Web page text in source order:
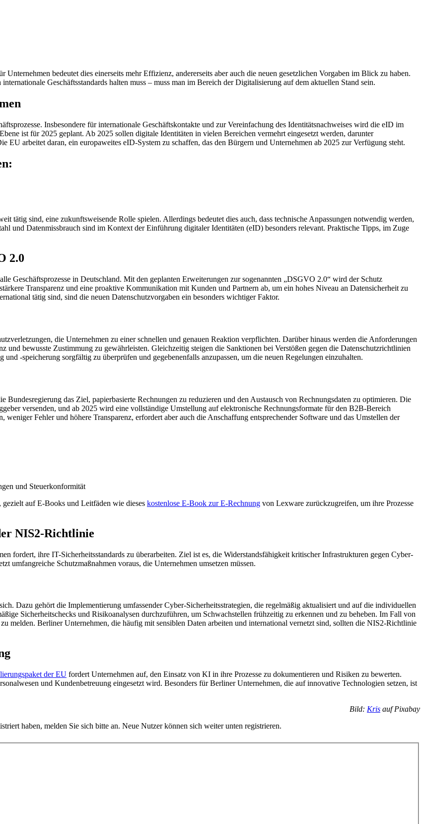
bedeutet dies einerseits mehr Effizienz, andererseits aber auch die neuen gesetzlichen Vorgaben im Blick zu haben.
Geschäftsstandards halten muss – muss man im Bereich der Digitalisierung auf dem aktuellen Stand sein.
Insbesondere für internationale Geschäftskontakte und zur Vereinfachung des Identitätsnachweises wird die eID im
ist für 2025 geplant. Ab 2025 sollen digitale Identitäten in vielen Bereichen vermehrt eingesetzt werden, darunter
arbeitet daran, ein europaweites eID-System zu schaffen, das den Bürgern und Unternehmen ab 2025 zur Verfügung steht.
tätig sind, eine zukunftsweisende Rolle spielen. Allerdings bedeutet dies auch, dass technische Anpassungen notwendig werden,
und Datenmissbrauch sind im Kontext der Einführung digitaler Identitäten (eID) besonders relevant. Praktische Tipps, im Zuge
2.0
Geschäftsprozesse in Deutschland. Mit den geplanten Erweiterungen zur sogenannten „DSGVO 2.0“ wird der Schutz
Transparenz und eine proaktive Kommunikation mit Kunden und Partnern ab, um ein hohes Niveau an Datensicherheit zu
tätig sind, sind die neuen Datenschutzvorgaben ein besonders wichtiger Faktor.
die Unternehmen zu einer schnellen und genauen Reaktion verpflichten. Darüber hinaus werden die Anforderungen
bewusste Zustimmung zu gewährleisten. Gleichzeitig steigen die Sanktionen bei Verstößen gegen die Datenschutzrichtlinien
-speicherung sorgfältig zu überprüfen und gegebenenfalls anzupassen, um die neuen Regelungen einzuhalten.
das Ziel, papierbasierte Rechnungen zu reduzieren und den Austausch von Rechnungsdaten zu optimieren. Die
versenden, und ab 2025 wird eine vollständige Umstellung auf elektronische Rechnungsformate für den B2B-Bereich
Fehler und höhere Transparenz, erfordert aber auch die Anschaffung entsprechender Software und das Umstellen der
und Steuerkonformität
auf E-Books und Leitfäden wie dieses kostenlose E-Book zur E-Rechnung von Lexware zurückzugreifen, um ihre Prozesse
NIS2-Richtlinie
fordert, ihre IT-Sicherheitsstandards zu überarbeiten. Ziel ist es, die Widerstandsfähigkeit kritischer Infrastrukturen gegen Cyber-
Schutzmaßnahmen voraus, die Unternehmen umsetzen müssen.
Dazu gehört die Implementierung umfassender Cyber-Sicherheitsstrategien, die regelmäßig aktualisiert und auf die individuellen
Sicherheitschecks und Risikoanalysen durchzuführen, um Schwachstellen frühzeitig zu erkennen und zu beheben. Im Fall von
melden. Berliner Unternehmen, die häufig mit sensiblen Daten arbeiten und international vernetzt sind, sollten die NIS2-Richtlinie
der EU fordert Unternehmen auf, den Einsatz von KI in ihre Prozesse zu dokumentieren und Risiken zu bewerten.
und Kundenbetreuung eingesetzt wird. Besonders für Berliner Unternehmen, die auf innovative Technologien setzen, ist
Bild: Kris auf Pixabay
haben, melden Sie sich bitte an. Neue Nutzer können sich weiter unten registrieren.